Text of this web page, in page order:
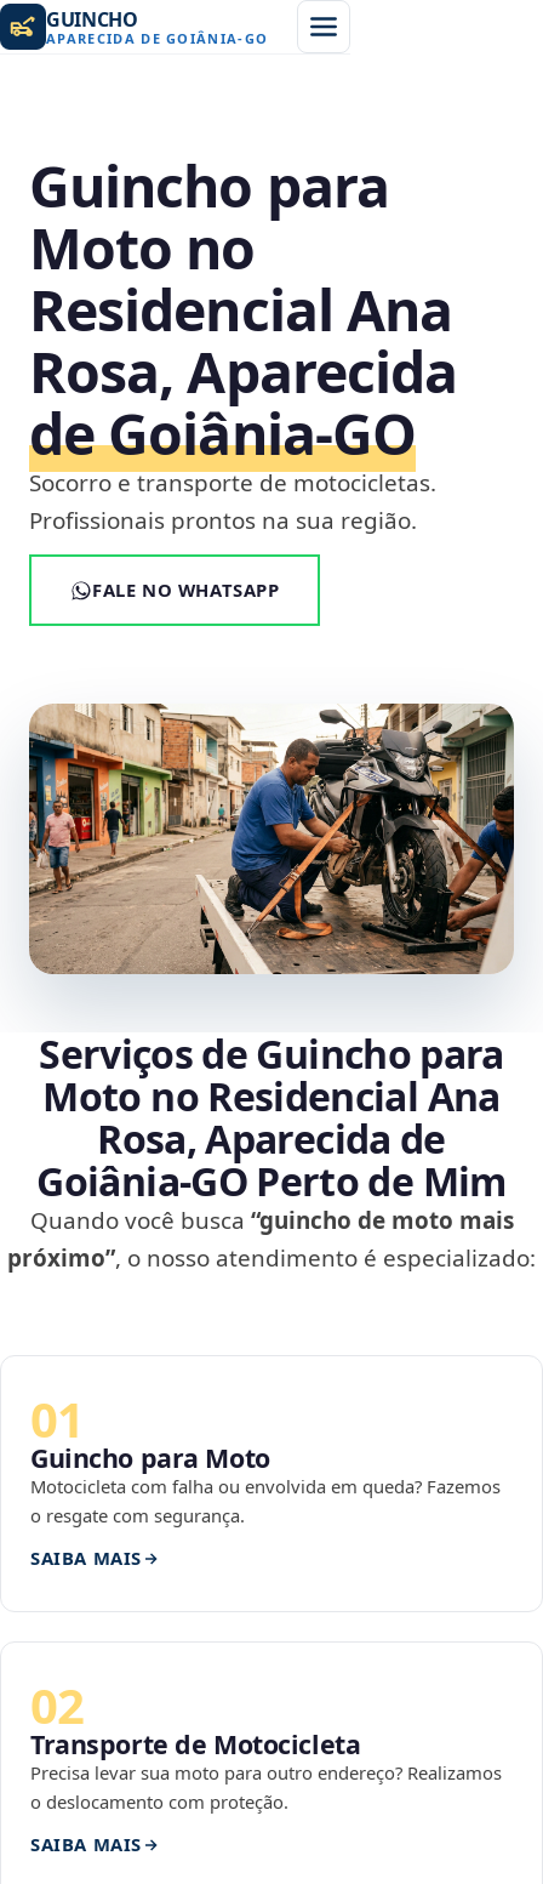
GUINCHO
APARECIDA DE GOIÂNIA-GO
Guincho para
Moto no
Residencial Ana
Rosa, Aparecida
de Goiânia‑GO
Socorro e transporte de motocicletas.
Profissionais prontos na sua região.
FALE NO WHATSAPP
Serviços de Guincho para
Moto no Residencial Ana
Rosa, Aparecida de
Goiânia‑GO Perto de Mim
Quando você busca “guincho de moto mais
próximo”, o nosso atendimento é especializado:
01
Guincho para Moto
Motocicleta com falha ou envolvida em queda? Fazemos
o resgate com segurança.
SAIBA MAIS
02
Transporte de Motocicleta
Precisa levar sua moto para outro endereço? Realizamos
o deslocamento com proteção.
SAIBA MAIS